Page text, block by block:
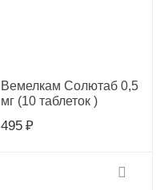
Вемелкам Солютаб 0,5
мг (10 таблеток )
495 ₽